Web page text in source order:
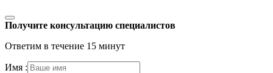
Получите консультацию специалистов
Ответим в течение 15 минут
Имя :